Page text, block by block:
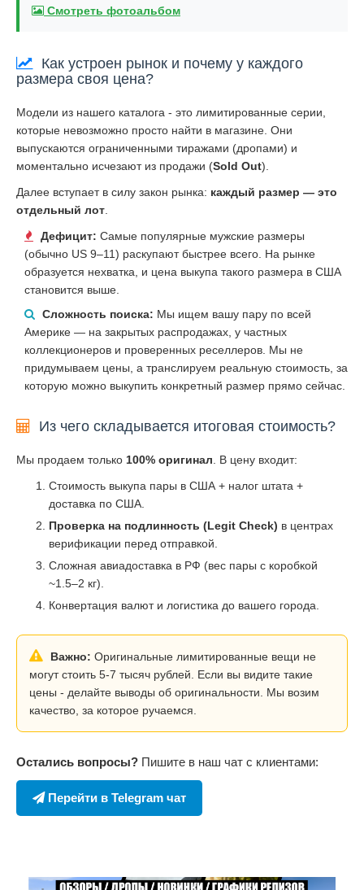
Смотреть фотоальбом
Как устроен рынок и почему у каждого
размера своя цена?
Модели из нашего каталога - это лимитированные серии,
которые невозможно просто найти в магазине. Они
выпускаются ограниченными тиражами (дропами) и
моментально исчезают из продажи (Sold Out).
Далее вступает в силу закон рынка: каждый размер — это
отдельный лот
Дефицит: Самые популярные мужские размеры
(обычно US 9–11) раскупают быстрее всего. На рынке
образуется нехватка, и цена выкупа такого размера в США
становится выше.
Сложность поиска: Мы ищем вашу пару по всей
Америке — на закрытых распродажах, у частных
коллекционеров и проверенных реселлеров. Мы не
придумываем цены, а транслируем реальную стоимость, за
которую можно выкупить конкретный размер прямо сейчас.
Из чего складывается итоговая стоимость?
Мы продаем только 100% оригинал . В цену входит:
Стоимость выкупа пары в США + налог штата +
доставка по США.
Проверка на подлинность (Legit Check) в центрах
верификации перед отправкой.
Сложная авиадоставка в РФ (вес пары с коробкой
~1.5–2 кг).
Конвертация валют и логистика до вашего города.
Важно: Оригинальные лимитированные вещи не
могут стоить 5-7 тысяч рублей. Если вы видите такие
цены - делайте выводы об оригинальности. Мы возим
качество, за которое ручаемся.
Остались вопросы? Пишите в наш чат с клиентами:
Перейти в Telegram чат